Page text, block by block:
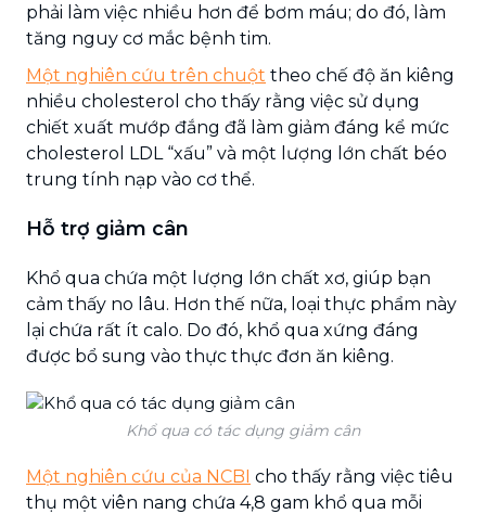
phải làm việc nhiều hơn để bơm máu; do đó, làm
tăng nguy cơ mắc bệnh tim.
Một nghiên cứu trên chuột theo chế độ ăn kiêng
nhiều cholesterol cho thấy rằng việc sử dụng
chiết xuất mướp đắng đã làm giảm đáng kể mức
cholesterol LDL “xấu” và một lượng lớn chất béo
trung tính nạp vào cơ thể.
Hỗ trợ giảm cân
Khổ qua chứa một lượng lớn chất xơ, giúp bạn
cảm thấy no lâu. Hơn thế nữa, loại thực phẩm này
lại chứa rất ít calo. Do đó, khổ qua xứng đáng
được bổ sung vào thực thực đơn ăn kiêng.
Khổ qua có tác dụng giảm cân
Một nghiên cứu của NCBI cho thấy rằng việc tiêu
thụ một viên nang chứa 4,8 gam khổ qua mỗi